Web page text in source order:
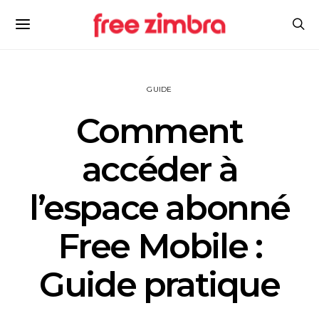
GUIDE
Comment
accéder à
l’espace abonné
Free Mobile :
Guide pratique